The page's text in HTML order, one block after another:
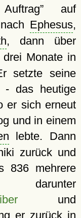
auf
Ephesus,
, dann über
Monate in
setzte seine
- das heutige
er sich erneut
und in einem
lebte. Dann
zurück und
836 mehrere
und
er zurück in